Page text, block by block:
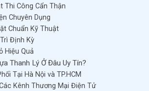
Thi Công Cẩn Thận
Chuyên Dụng
Chuẩn Kỹ Thuật
Định Kỳ
Hiệu Quả
Thanh Lý Ở Đâu Uy Tín?
Tại Hà Nội và TP.HCM
Kênh Thương Mại Điện Tử